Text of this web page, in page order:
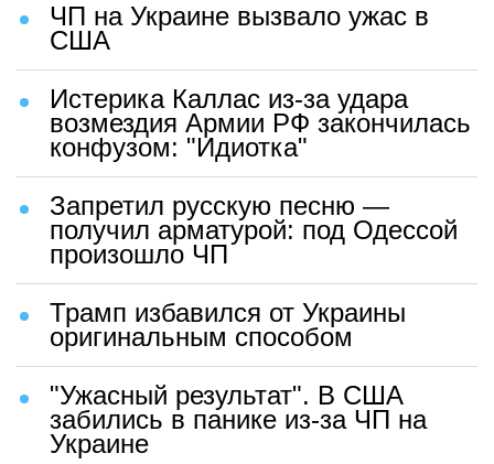
ЧП на Украине вызвало ужас в
США
Истерика Каллас из-за удара
возмездия Армии РФ закончилась
конфузом: "Идиотка"
Запретил русскую песню —
получил арматурой: под Одессой
произошло ЧП
Трамп избавился от Украины
оригинальным способом
"Ужасный результат". В США
забились в панике из-за ЧП на
Украине